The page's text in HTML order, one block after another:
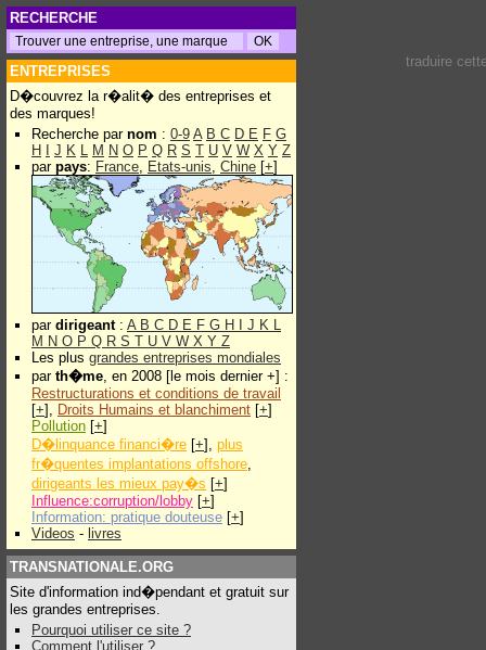
RECHERCHE
ENTREPRISES
D�couvrez la r�alit� des entreprises et
des marques!
Recherche par nom : 0-9 A B C D E F G
H
J K L M N O P Q R S T U V W X Y Z
par pays: France, Etats-unis, Chine [+]
par dirigeant: A B C D E F G H J K L
M N O P Q R S T U V W X Y Z
Les plus grandes entreprises mondiales
par th�me, en 2008 [le mois dernier +] :
Restructurations et conditions de travail
[+], Droits Humains et blanchiment [+]
Pollution [+]
D�linquance financi�re [+], plus
fr�quentes implantations offshore,
dirigeants les mieux pay�s [+]
Influence:corruption/lobby [+]
Information: pratique douteuse [+]
Videos - livres
TRANSNATIONALE.ORG
Site d'information ind�pendant et gratuit sur
les grandes entreprises.
Pourquoi utiliser ce site ?
Comment l'utiliser ?
traduire